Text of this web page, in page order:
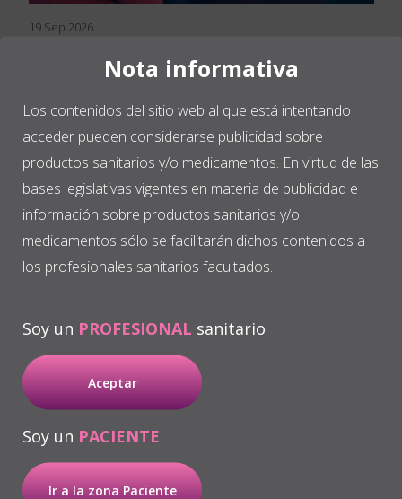
19 Sep 2026
Jornadas de actualización de
ósea Las Palmas
19 septiembre, 2026
Colegio Oficial de Dentistas de Las Palmas
Las Palmas
Nota informativa
Los contenidos del sitio web al que está intentando
acceder pueden considerarse publicidad sobre
productos sanitarios y/o medicamentos. En virtud de las
bases legislativas vigentes en materia de publicidad e
información sobre productos sanitarios y/o
medicamentos sólo se facilitarán dichos contenidos a
los profesionales sanitarios facultados.
Soy un PROFESIONAL sanitario
Aceptar
Soy un PACIENTE
Ir a la zona Paciente